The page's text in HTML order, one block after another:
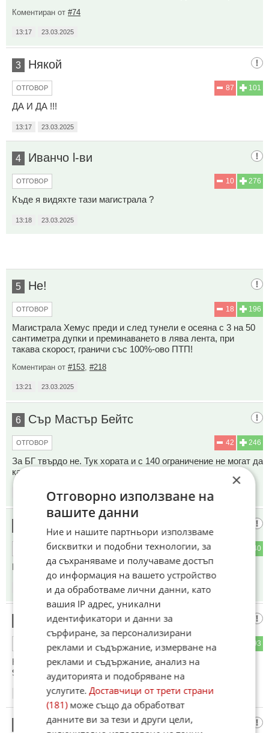
Коментиран от #74
13:17 23.03.2025
3 Някой
101
87
ОТГОВОР
ДА И ДА !!!
13:17 23.03.2025
4 Иванчо l-ви
276
10
ОТГОВОР
Къде я видяхте тази магистрала ?
13:18 23.03.2025
5 Не!
196
18
ОТГОВОР
Магистрала Хемус преди и след тунели е осеяна с 3 на 50
сантиметра дупки и преминаването в лява лента, при
такава скорост, граничи със 100%-ово ПТП!
Коментиран от #153 #218
13:21 23.03.2025
6 Сър Мастър Бейтс
246
42
ОТГОВОР
За БГ твърдо не. Тук хората и с 140 ограничение не могат да
карат безопасно.
23.03.2025
240
ОТГОВОР
Магистрали в България, на какви субстанции сте?
23.03.2025
Умен
93
Не! Разхода ми се покачва много! Трябва да се намали на
90
23.03.2025
Вясил
×
Отговорно използване на
вашите данни
Ние и нашите партньори използваме
бисквитки и подобни технологии, за
да съхраняваме и получаваме достъп
до информация на вашето устройство
и да обработваме лични данни, като
вашия IP адрес, уникални
идентификатори и данни за
сърфиране, за персонализирани
реклами и съдържание, измерване на
реклами и съдържание, анализ на
аудиторията и подобряване на
услугите.Доставчици от трети страни
(181)може също да обработват
данните ви за тези и други цели,